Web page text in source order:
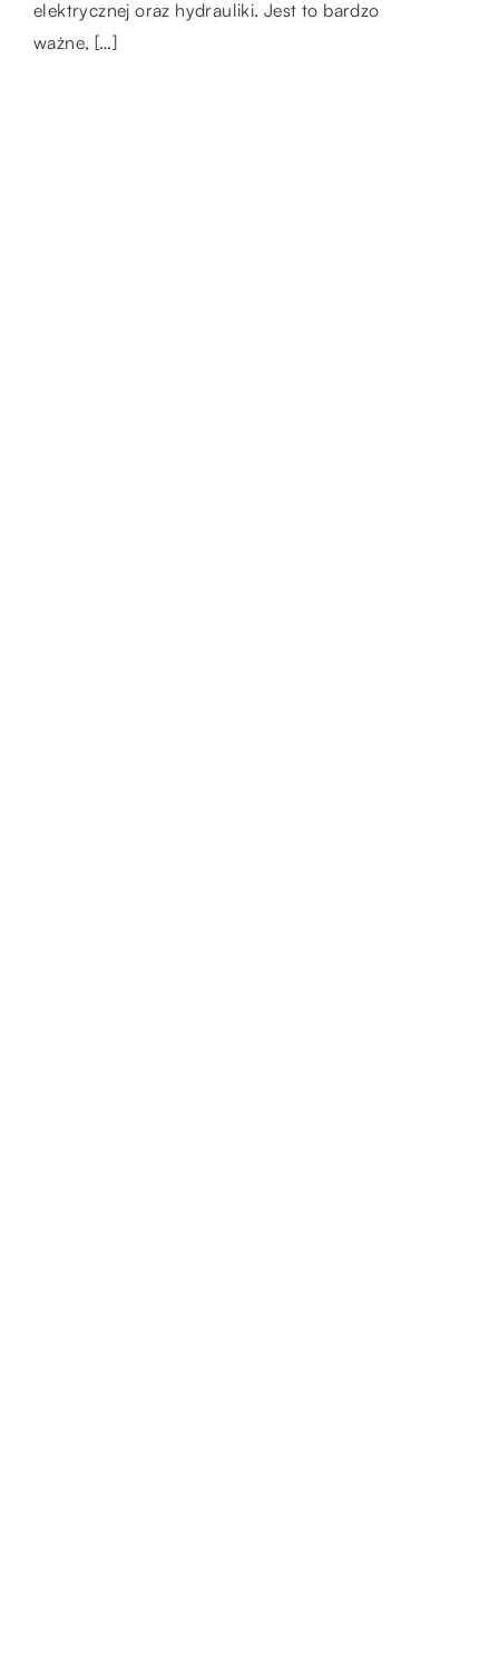
elektrycznej oraz hydrauliki. Jest to bardzo
ważne, […]
dla przemysłu spożywczego, ponieważ są
mocne, lekkie i opłacalne. Znany jest również